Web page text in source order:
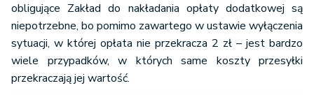
obligujące Zakład do nakładania opłaty dodatkowej są
niepotrzebne, bo pomimo zawartego w ustawie wyłączenia
sytuacji, w której opłata nie przekracza 2 zł – jest bardzo
wiele przypadków, w których same koszty przesyłki
przekraczają jej wartość.